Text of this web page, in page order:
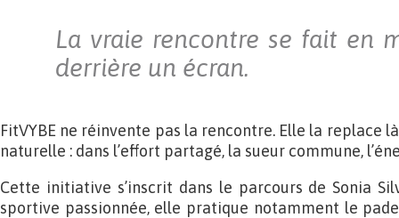
La vraie rencontre se fait en
derrière un écran.
FitVYBE ne réinvente pas la rencontre. Elle la replace
naturelle : dans l’effort partagé, la sueur commune,
Cette initiative s’inscrit dans le parcours de Sonia
sportive passionnée, elle pratique notamment le